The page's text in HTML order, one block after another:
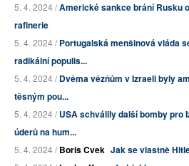
5. 4. 2024 /Americké sankce brání Rusku
rafinerie
5. 4. 2024 /Portugalská menšinová vláda
radikální populis...
5. 4. 2024 /Dvěma vězňům v Izraeli byly
těsným pou...
5. 4. 2024 /USA schválily další bomby pro
úderů na hum...
5. 4. 2024 /Boris Cvek Jak se vlastně